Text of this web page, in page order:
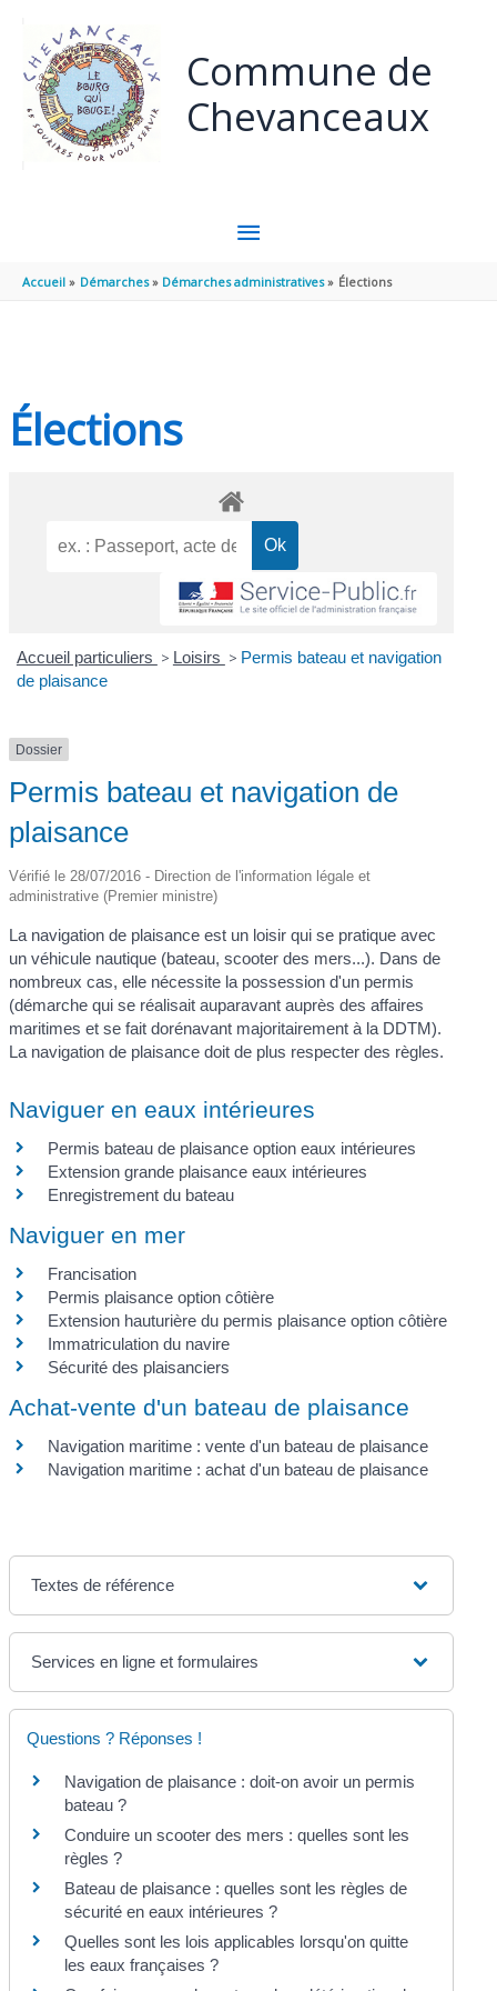
Commune de
Chevanceaux
MENU
PRINCIPAL
Accueil Démarches Démarches administratives Élections
Élections
Accueil particuliers > Loisirs > Permis bateau et navigation
de plaisance
Dossier
Permis bateau et navigation de
plaisance
Vérifié le 28/07/2016 - Direction de l'information légale et
administrative (Premier ministre)
La navigation de plaisance est un loisir qui se pratique avec
un véhicule nautique (bateau, scooter des mers...). Dans de
nombreux cas, elle nécessite la possession d'un permis
(démarche qui se réalisait auparavant auprès des affaires
maritimes et se fait dorénavant majoritairement à la DDTM).
La navigation de plaisance doit de plus respecter des règles.
Naviguer en eaux intérieures
Permis bateau de plaisance option eaux intérieures
Extension grande plaisance eaux intérieures
Enregistrement du bateau
Naviguer en mer
Francisation
Permis plaisance option côtière
Extension hauturière du permis plaisance option côtière
Immatriculation du navire
Sécurité des plaisanciers
Achat-vente d'un bateau de plaisance
Navigation maritime : vente d'un bateau de plaisance
Navigation maritime : achat d'un bateau de plaisance
Textes de référence
Services en ligne et formulaires
Questions ? Réponses !
Navigation de plaisance : doit-on avoir un permis
bateau ?
Conduire un scooter des mers : quelles sont les
règles ?
Bateau de plaisance : quelles sont les règles de
sécurité en eaux intérieures ?
Quelles sont les lois applicables lorsqu'on quitte
les eaux françaises ?